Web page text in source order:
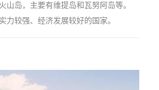
山岛，主要有维提岛和瓦努阿岛等。
力较强、经济发展较好的国家。